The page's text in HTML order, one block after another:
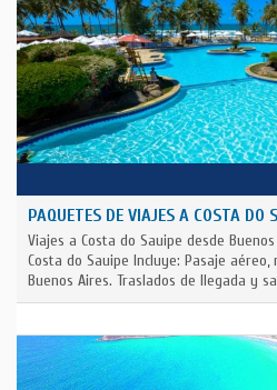
PAQUETES DE VIAJES A COSTA DO
Viajes a Costa do Sauipe desde
Costa do Sauipe Incluye: Pasaje
Buenos Aires. Traslados de llegada y